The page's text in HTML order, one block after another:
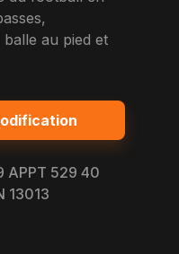
au pied et
APPT 529 40
13013